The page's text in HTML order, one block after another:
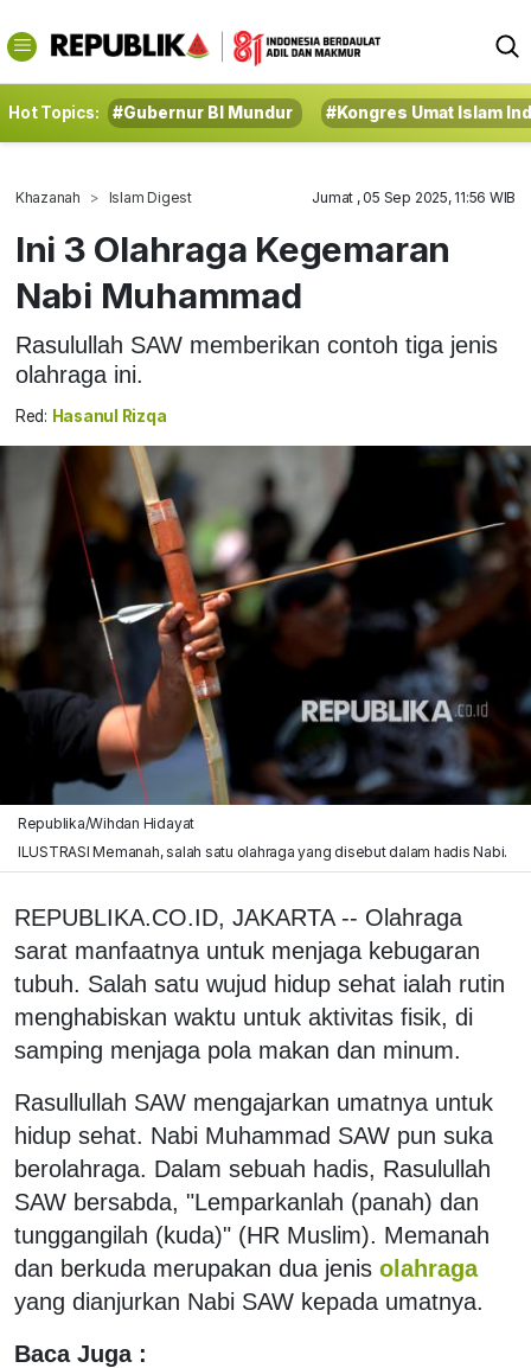
Hot Topics: #Gubernur BI Mundur #Kongres Umat Islam
Khazanah Islam Digest Jumat , 05 Sep 2025, 11:56 WIB
Ini 3 Olahraga Kegemaran
Nabi Muhammad
Rasulullah SAW memberikan contoh tiga jenis
olahraga ini.
Red: Hasanul Rizqa
Republika/Wihdan Hidayat
ILUSTRASI Memanah, salah satu olahraga yang disebut dalam hadis Nabi.
REPUBLIKA.CO.ID, JAKARTA -- Olahraga
sarat manfaatnya untuk menjaga kebugaran
tubuh. Salah satu wujud hidup sehat ialah rutin
menghabiskan waktu untuk aktivitas fisik, di
samping menjaga pola makan dan minum.
Rasullullah SAW mengajarkan umatnya untuk
hidup sehat. Nabi Muhammad SAW pun suka
berolahraga. Dalam sebuah hadis, Rasulullah
SAW bersabda, "Lemparkanlah (panah) dan
tunggangilah (kuda)" (HR Muslim). Memanah
dan berkuda merupakan dua jenis olahraga
yang dianjurkan Nabi SAW kepada umatnya.
Baca Juga :